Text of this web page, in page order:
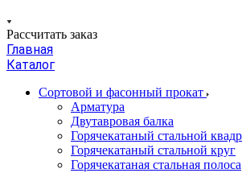
Рассчитать заказ
Главная
Каталог
Сортовой и фасонный прокат
Арматура
Двутавровая балка
Горячекатаный стальной
Горячекатаный стальной круг
Горячекатаная стальная полоса